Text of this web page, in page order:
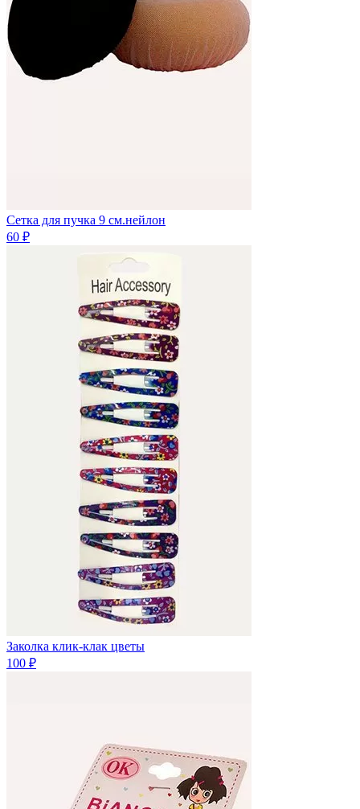
Сетка для пучка 9 см.нейлон
60 ₽
Заколка клик-клак цветы
100 ₽